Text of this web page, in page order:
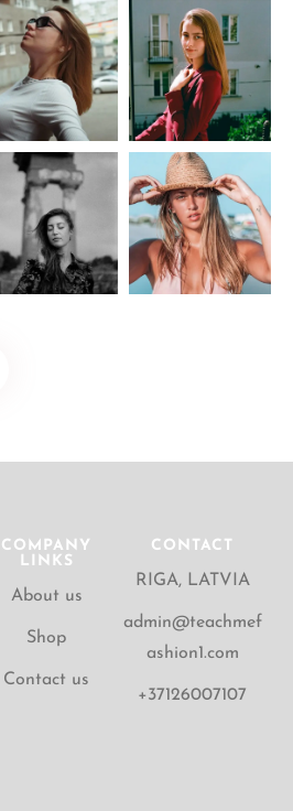
COMPANY
LINKS
About us
Shop
Contact us
CONTACT
RIGA, LATVIA
admin@teachmef
ashion1.com
+37126007107